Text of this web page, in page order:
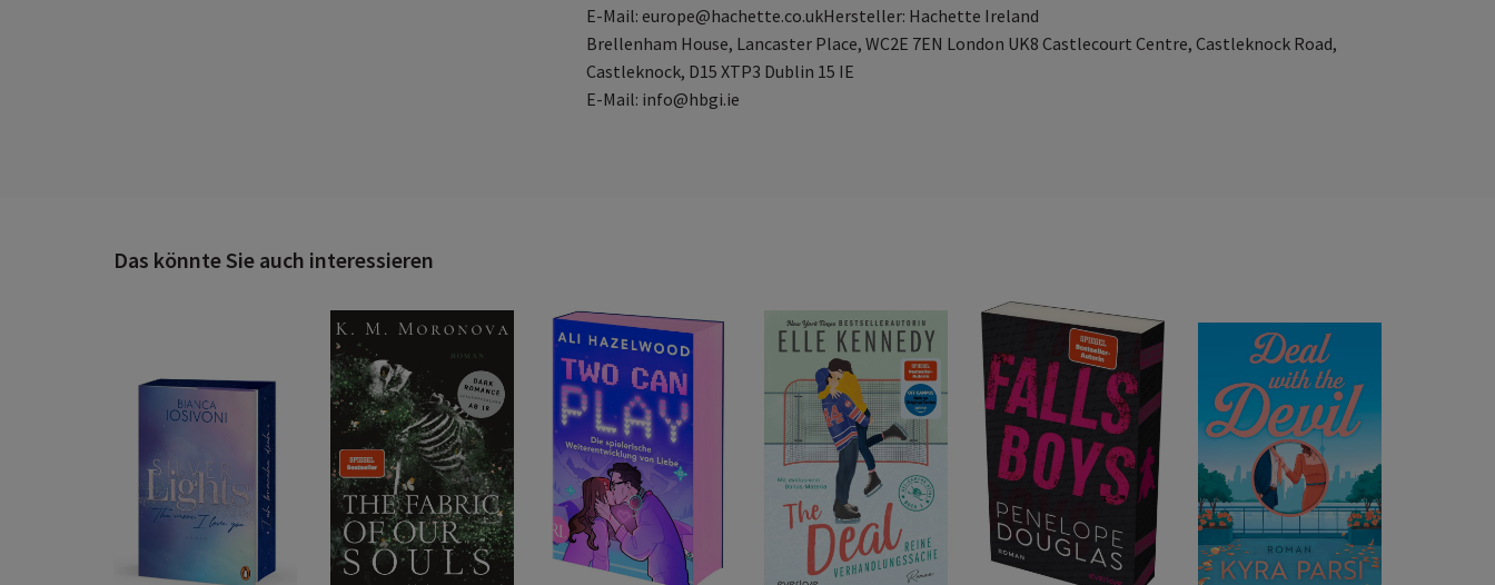
E-Mail: europe@hachette.co.ukHersteller: Hachette Ireland
Brellenham House, Lancaster Place, WC2E 7EN London UK8 Castlecourt Centre, Castleknock Road,
Castleknock, D15 XTP3 Dublin 15 IE
E-Mail: info@hbgi.ie
Das könnte Sie auch interessieren